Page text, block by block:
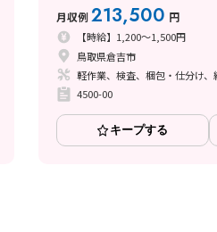
月収例213,500 円
【時給】1,200～1,500円
鳥取県倉吉市
4500-00
キープする